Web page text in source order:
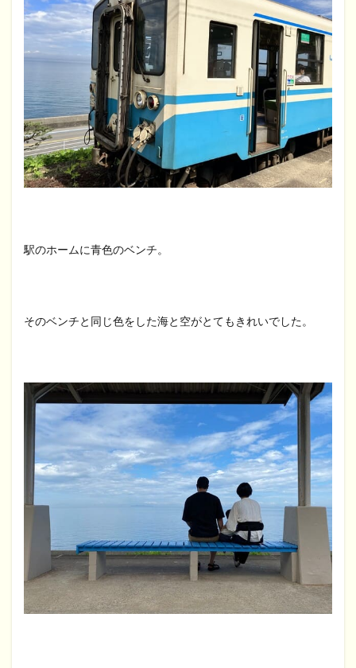
駅のホームに青色のベンチ。
そのベンチと同じ色をした海と空がとてもきれいでした。